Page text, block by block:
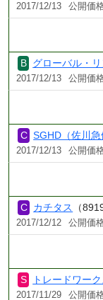
2017/12/13 公開価
グローバル・
2017/12/13 公開価
SGHD（佐川急
2017/12/13 公開価
カチタス （
2017/12/12 公開価
トレードワーク
2017/11/29 公開価